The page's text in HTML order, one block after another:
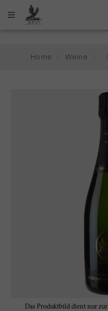
Home Weine
Das Produktbild dient nur